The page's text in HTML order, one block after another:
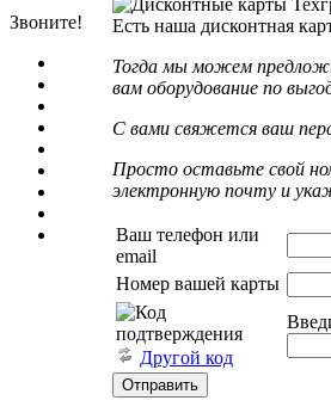
Звоните!
Есть наша дисконтная
Тогда мы можем
вам оборудование по
С вами свяжется ваш
Просто оставьте свой
электронную почту и
Ваш телефон или
email
Номер вашей карты
Другой код